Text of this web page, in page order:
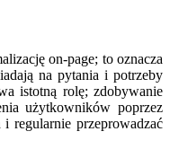
on-page; to oznacza
na pytania i potrzeby
istotną rolę; zdobywanie
użytkowników poprzez
regularnie przeprowadzać